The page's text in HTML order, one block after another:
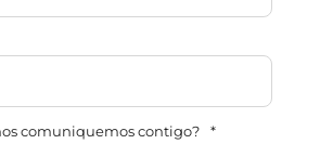
comuniquemos contigo? *